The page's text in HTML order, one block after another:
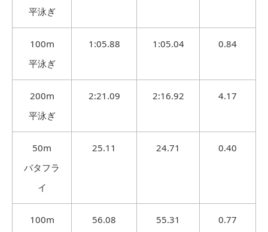
平泳ぎ
100m
平泳ぎ
1:05.88 1:05.04 0.84
200m
平泳ぎ
2:21.09 2:16.92 4.17
50m
バタフラ
イ
25.11 24.71 0.40
100m
56.08 55.31 0.77